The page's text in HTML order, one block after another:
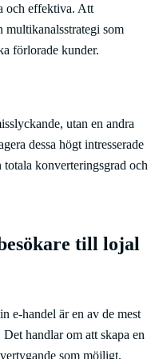
och effektiva. Att
multikanalsstrategi som
förlorade kunder.
utan en andra
dessa högt intresserade
konverteringsgrad och
till lojal
e-handel är en av de mest
handlar om att skapa en
som möjligt.